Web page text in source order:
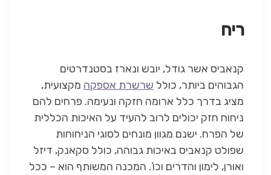
ריח
קנאביס אשר גודל, יובש ונארז בסטנדרטים
הגבוהים ביותר, כולל שרשרת אספקה מקצועית,
מציג בדרך כלל ארומה חזקה ונעימה. פרחים להם
ניחוח חזק יכולים לרוב להעיד על האיכות הכללית
של הפרח. ישנם מגוון מונחים לסוגי הניחוחות
שפולט קנאביס באיכות גבוהה, כולל סקאנק, דיזל
ואורן, לימון והדרים וכו’. המכנה המשותף הוא – ככל